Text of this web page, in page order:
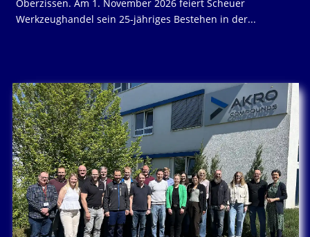
Oberzissen. Am 1. November 2026 feiert Scheuer
Werkzeughandel sein 25-jähriges Bestehen in der...